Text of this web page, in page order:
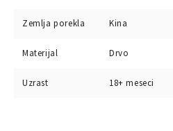
Zemlja porekla Kina
Materijal Drvo
Uzrast 18+ meseci